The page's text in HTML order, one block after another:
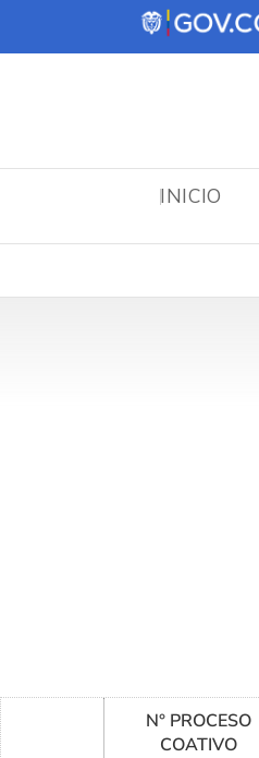
INICIO
N° PROCESO
COATIVO